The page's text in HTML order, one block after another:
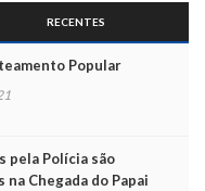
RECENTES
Popular
pela Polícia são
Chegada do Papai